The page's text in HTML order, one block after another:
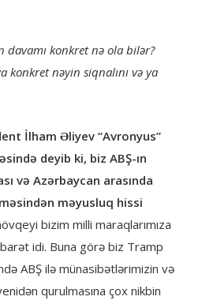
davamı konkret nə ola bilər?
konkret nəyin siqnalını və ya
İlham Əliyev “Avronyus”
deyib ki, biz ABŞ-ın
və Azərbaycan arasında
məyusluq hissi
bizim milli maraqlarımıza
idi. Buna görə biz Tramp
ABŞ ilə münasibətlərimizin və
qurulmasına çox nikbin